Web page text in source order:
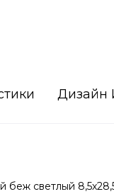
Дизайн
беж светлый